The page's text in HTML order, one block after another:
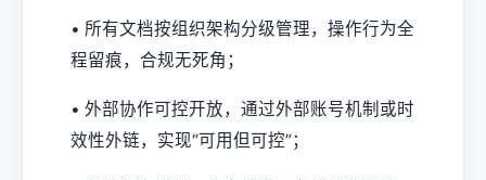
• 所有文档按组织架构分级管理，操作行为全
程留痕，合规无死角；
• 外部协作可控开放，通过外部账号机制或时
效性外链，实现“可用但可控”；